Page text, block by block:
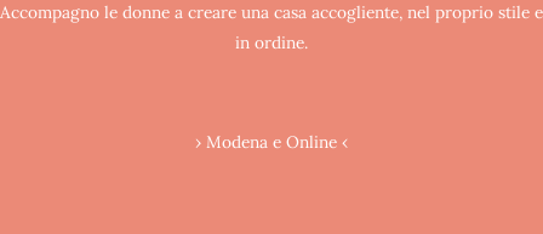
Accompagno le donne a creare una casa accogliente, nel proprio stile e
in ordine.
› Modena e Online ‹